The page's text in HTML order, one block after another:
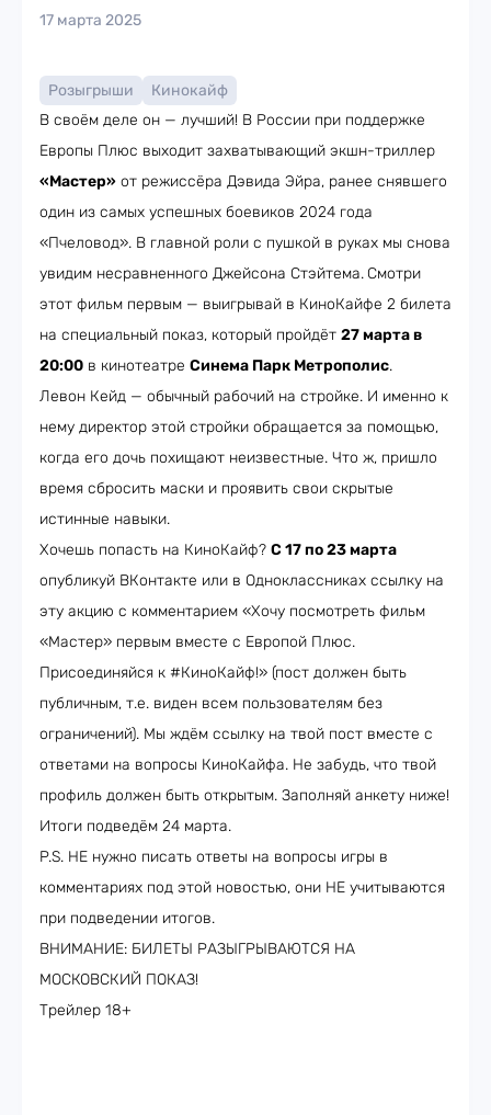
17 марта 2025
Розыгрыши
Кинокайф
В своём деле он — лучший! В России при поддержке
Европы Плюс выходит захватывающий экшн-триллер
«Мастер» от режиссёра Дэвида Эйра, ранее снявшего
один из самых успешных боевиков 2024 года
«Пчеловод». В главной роли с пушкой в руках мы снова
увидим несравненного Джейсона Стэйтема. Смотри
этот фильм первым — выигрывай в КиноКайфе 2 билета
на специальный показ, который пройдёт 27 марта в
20:00 в кинотеатре Синема Парк Метрополис.
Левон Кейд — обычный рабочий на стройке. И именно к
нему директор этой стройки обращается за помощью,
когда его дочь похищают неизвестные. Что ж, пришло
время сбросить маски и проявить свои скрытые
истинные навыки.
Хочешь попасть на КиноКайф? С 17 по 23 марта
опубликуй ВКонтакте или в Одноклассниках ссылку на
эту акцию с комментарием «Хочу посмотреть фильм
«Мастер» первым вместе с Европой Плюс.
Присоединяйся к #КиноКайф!» (пост должен быть
публичным, т.е. виден всем пользователям без
ограничений). Мы ждём ссылку на твой пост вместе с
ответами на вопросы КиноКайфа. Не забудь, что твой
профиль должен быть открытым. Заполняй анкету ниже!
Итоги подведём 24 марта.
P.S. НЕ нужно писать ответы на вопросы игры в
комментариях под этой новостью, они НЕ учитываются
при подведении итогов.
ВНИМАНИЕ: БИЛЕТЫ РАЗЫГРЫВАЮТСЯ НА
МОСКОВСКИЙ ПОКАЗ!
Трейлер 18+